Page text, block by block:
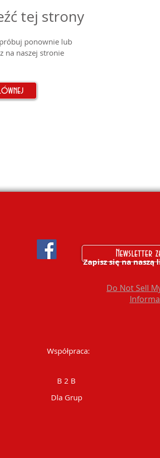
tej strony
ponownie lub
na naszej stronie
Newsletter
Zapisz się na
Do Not Sell
Współpraca:
B 2 B
Dla Grup